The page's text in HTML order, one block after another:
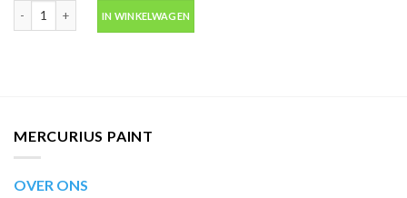
Motip Kompakt 53687 blauw metallic autolak in spuitbus 400ml aantal
IN WINKELWAGEN
MERCURIUS PAINT
OVER ONS